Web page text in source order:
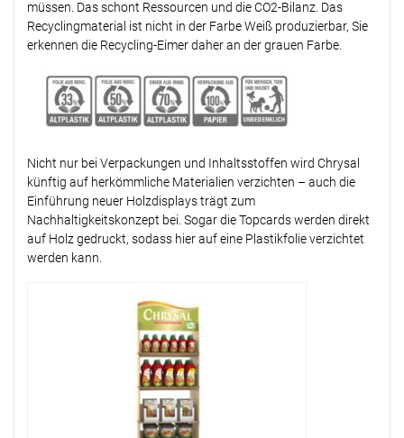
müssen. Das schont Ressourcen und die CO2-Bilanz. Das
Recyclingmaterial ist nicht in der Farbe Weiß produzierbar, Sie
erkennen die Recycling-Eimer daher an der grauen Farbe.
Nicht nur bei Verpackungen und Inhaltsstoffen wird Chrysal
künftig auf herkömmliche Materialien verzichten – auch die
Einführung neuer Holzdisplays trägt zum
Nachhaltigkeitskonzept bei. Sogar die Topcards werden direkt
auf Holz gedruckt, sodass hier auf eine Plastikfolie verzichtet
werden kann.